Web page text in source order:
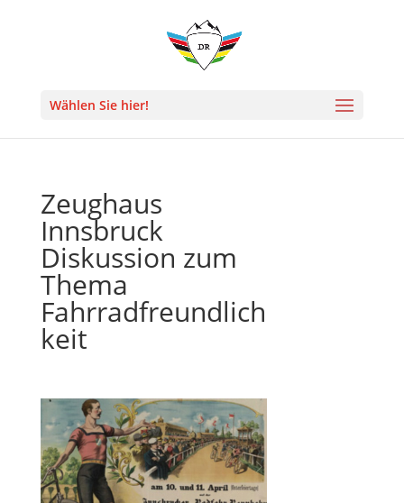
Wählen Sie hier!
Zeughaus
Innsbruck
Diskussion zum
Thema
Fahrradfreundlich
keit